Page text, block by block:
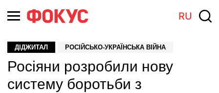
RU
ДІДЖИТАЛ РОСІЙСЬКО-УКРАЇНСЬКА ВІЙНА
Росіяни розробили нову
систему боротьби з